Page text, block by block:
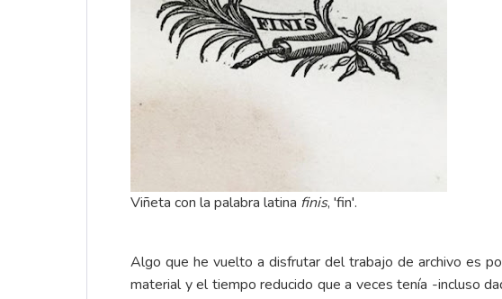
Viñeta con la palabra latina finis, 'fin'.
Algo que he vuelto a disfrutar del trabajo de archivo es
material y el tiempo reducido que a veces tenía -incluso